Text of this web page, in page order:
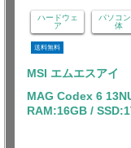
ハードウェ
ア
パソコ
体
送料無料
MSI エムエスアイ
MAG Codex 6
RAM:16GB /